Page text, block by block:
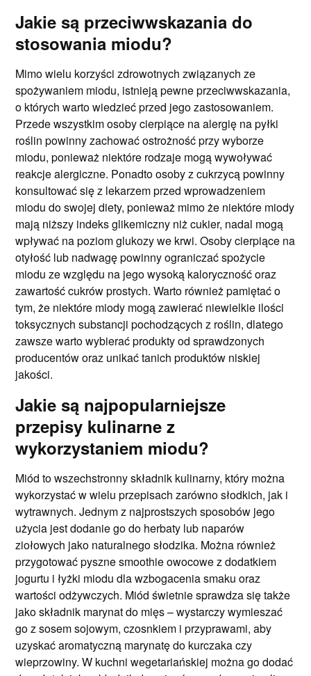
Jakie są przeciwwskazania do
stosowania miodu?
Mimo wielu korzyści zdrowotnych związanych ze
spożywaniem miodu, istnieją pewne przeciwwskazania,
o których warto wiedzieć przed jego zastosowaniem.
Przede wszystkim osoby cierpiące na alergię na pyłki
roślin powinny zachować ostrożność przy wyborze
miodu, ponieważ niektóre rodzaje mogą wywoływać
reakcje alergiczne. Ponadto osoby z cukrzycą powinny
konsultować się z lekarzem przed wprowadzeniem
miodu do swojej diety, ponieważ mimo że niektóre miody
mają niższy indeks glikemiczny niż cukier, nadal mogą
wpływać na poziom glukozy we krwi. Osoby cierpiące na
otyłość lub nadwagę powinny ograniczać spożycie
miodu ze względu na jego wysoką kaloryczność oraz
zawartość cukrów prostych. Warto również pamiętać o
tym, że niektóre miody mogą zawierać niewielkie ilości
toksycznych substancji pochodzących z roślin, dlatego
zawsze warto wybierać produkty od sprawdzonych
producentów oraz unikać tanich produktów niskiej
jakości.
Jakie są najpopularniejsze
przepisy kulinarne z
wykorzystaniem miodu?
Miód to wszechstronny składnik kulinarny, który można
wykorzystać w wielu przepisach zarówno słodkich, jak i
wytrawnych. Jednym z najprostszych sposobów jego
użycia jest dodanie go do herbaty lub naparów
ziołowych jako naturalnego słodzika. Można również
przygotować pyszne smoothie owocowe z dodatkiem
jogurtu i łyżki miodu dla wzbogacenia smaku oraz
wartości odżywczych. Miód świetnie sprawdza się także
jako składnik marynat do mięs – wystarczy wymieszać
go z sosem sojowym, czosnkiem i przyprawami, aby
uzyskać aromatyczną marynatę do kurczaka czy
wieprzowiny. W kuchni wegetariańskiej można go dodać